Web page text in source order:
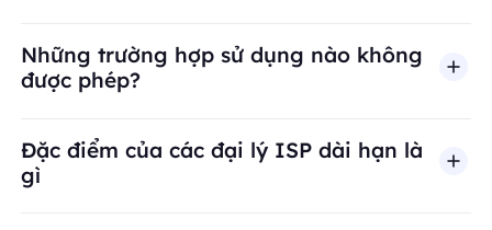
Những trường hợp sử dụng nào không
được phép?
BestProxy không hỗ trợ gian lận, spam, tương
Đặc điểm của các đại lý ISP dài hạn là
gì